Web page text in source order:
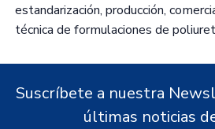
estandarización, producción,
técnica de formulaciones de
Suscríbete a nuestra
últimas noticias